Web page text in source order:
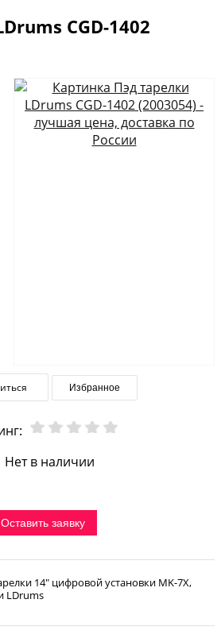
CGD-1402
Избранное
Нет в наличии
Оставить заявку
14" цифровой установки MK-7X,
LDrums